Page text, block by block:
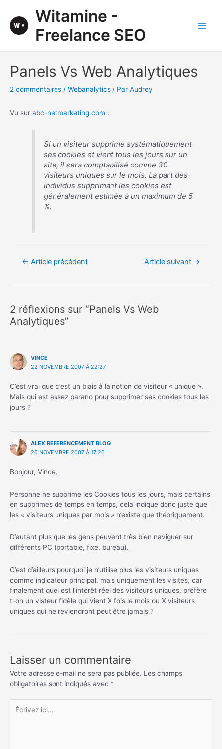
contenu
Witamine -
Freelance SEO
Panels Vs Web Analytiques
2 commentaires / Webanalytics / Par Audrey
Vu sur abc-netmarketing.com :
Si un visiteur supprime systématiquement
ses cookies et vient tous les jours sur un
site, il sera comptabilisé comme 30
visiteurs uniques sur le mois. La part des
individus supprimant les cookies est
généralement estimée à un maximum de 5
%.
Navigation
← Article précédent Article suivant →
2 réflexions sur “Panels Vs Web
Analytiques”
VINCE
22 NOVEMBRE 2007 À 22:27
C’est vrai que c’est un biais à la notion de visiteur « unique ».
Mais qui est assez parano pour supprimer ses cookies tous les
jours ?
ALEX REFERENCEMENT BLOG
26 NOVEMBRE 2007 À 17:26
Bonjour, Vince,
Personne ne supprime les Cookies tous les jours, mais certains
en supprimes de temps en temps, cela indique donc juste que
les « visiteurs uniques par mois » n’existe que théoriquement.
D’autant plus que les gens peuvent très bien naviguer sur
différents PC (portable, fixe, bureau).
C’est d’ailleurs pourquoi je n’utilise plus les visiteurs uniques
comme indicateur principal, mais uniquement les visites, car
finalement quel est l’intérêt réel des visiteurs uniques, préfère
t-on un visteur fidèle qui vient X fois le mois ou X visiteurs
uniques qui ne reviendront peut être jamais ?
Laisser un commentaire
Votre adresse e-mail ne sera pas publiée. Les champs
obligatoires sont indiqués avec *
Écrivez
ici…